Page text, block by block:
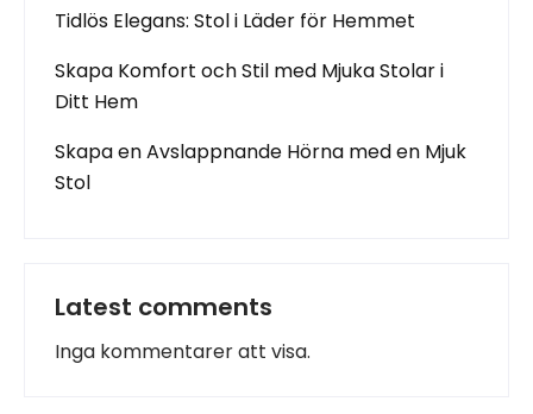
Tidlös Elegans: Stol i Läder för Hemmet
Skapa Komfort och Stil med Mjuka Stolar i
Ditt Hem
Skapa en Avslappnande Hörna med en Mjuk
Stol
Latest comments
Inga kommentarer att visa.